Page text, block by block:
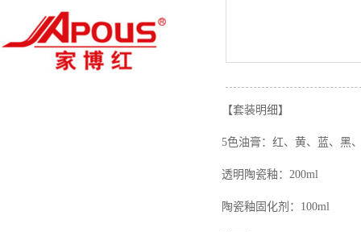
【套装明细】
5色油膏：红、黄、蓝、黑
透明陶瓷釉：200ml
陶瓷釉固化剂：100ml